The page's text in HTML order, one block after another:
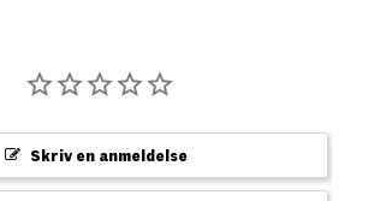
Skriv en anmeldelse